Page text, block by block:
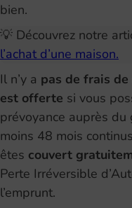
bien.
💡 Découvrez notre
l’achat d’une maison.
Il n’y a pas de frais
est offerte si vous
prévoyance auprès
moins 48 mois
êtes couvert
Perte Irréversible
l’emprunt.